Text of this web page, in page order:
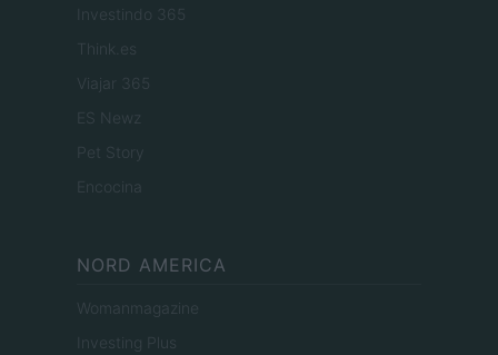
Investindo 365
Think.es
Viajar 365
ES Newz
Pet Story
Encocina
NORD AMERICA
Womanmagazine
Investing Plus